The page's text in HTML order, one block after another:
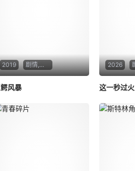
2019 剧情,惊悚,灾难
风暴
2026
这一秒过火